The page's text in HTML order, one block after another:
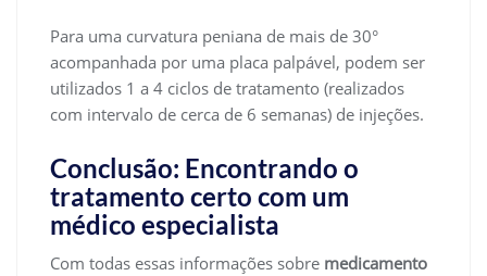
Para uma curvatura peniana de mais de 30°
acompanhada por uma placa palpável, podem ser
utilizados 1 a 4 ciclos de tratamento (realizados
com intervalo de cerca de 6 semanas) de injeções.
Conclusão: Encontrando o
tratamento certo com um
médico especialista
Com todas essas informações sobre medicamento